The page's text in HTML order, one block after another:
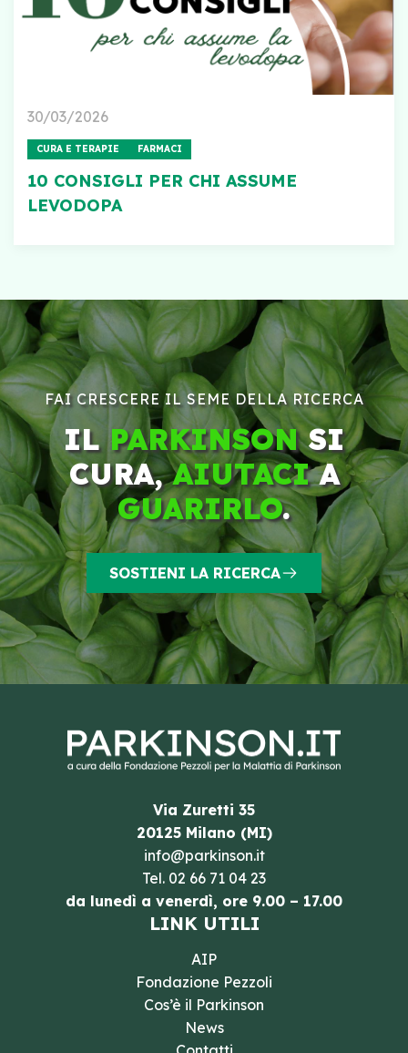
30/03/2026
CURA E TERAPIE FARMACI
10 CONSIGLI PER CHI ASSUME
LEVODOPA
FAI CRESCERE IL SEME DELLA RICERCA
ILPARKINSONSI
CURA,AIUTACIA
GUARIRLO.
SOSTIENI LA RICERCA
Via Zuretti 35
20125 Milano (MI)
info@parkinson.it
Tel. 02 66 71 04 23
da lunedì a venerdì, ore 9.00 – 17.00
LINK UTILI
AIP
Fondazione Pezzoli
Cos’è il Parkinson
News